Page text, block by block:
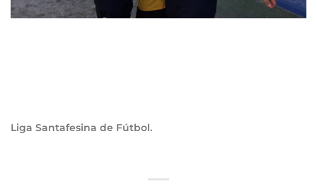
Liga Santafesina de Fútbol.